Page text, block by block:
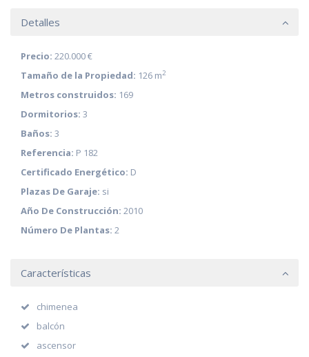
Detalles
Precio: 220.000 €
Tamaño de la Propiedad: 126 m2
Metros construidos: 169
Dormitorios: 3
Baños: 3
Referencia: P 182
Certificado Energético: D
Plazas De Garaje: si
Año De Construcción: 2010
Número De Plantas: 2
Características
chimenea
balcón
ascensor